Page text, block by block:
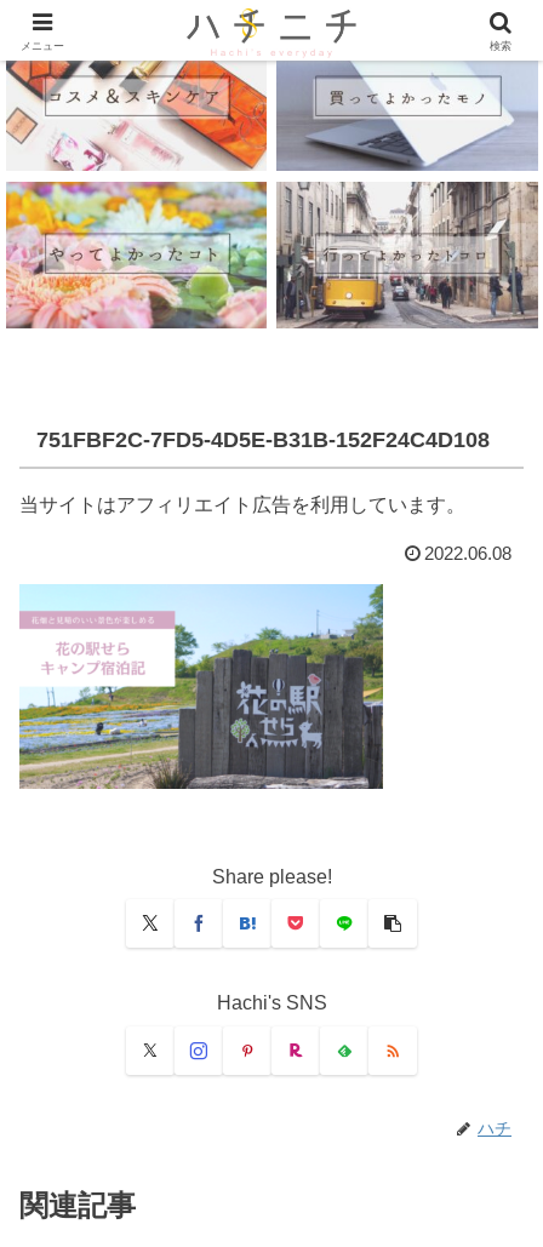
751FBF2C-7FD5-4D5E-B31B-152F24C4D108
当サイトはアフィリエイト広告を利用しています。
2022.06.08
Share please!
Hachi's SNS
ハチ
関連記事
メニュー 検索